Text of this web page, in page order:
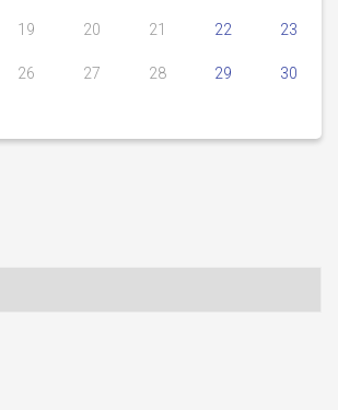
19 20 21 22 23
26 27 28 29 30